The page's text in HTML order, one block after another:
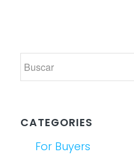
CATEGORIES
For Buyers